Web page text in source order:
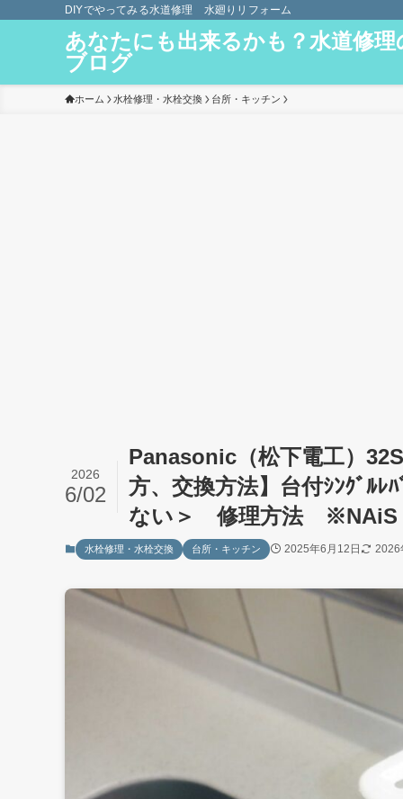
DIYでやってみる水道修理 水廻りリフォーム
あなたにも出来るかも？水道修理
ブログ
ホーム 水栓修理・水栓交換 台所・キッチン
Panasonic（松下電工）
方、交換方法】台付ｼﾝｸﾞﾙ
ない＞ 修理方法 ※NAiS
2026
6/02
水栓修理・水栓交換 台所・キッチン 2025年6月12日 2026